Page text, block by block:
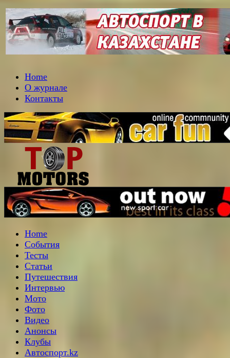
Home
О журнале
Контакты
Home
События
Тесты
Статьи
Путешествия
Интервью
Мото
Фото
Видео
Анонсы
Клубы
Автоспорт.kz